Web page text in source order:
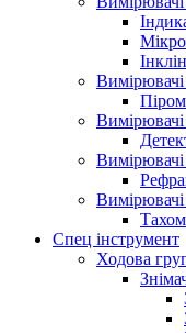
Вимірювачі
Вимірювачі
Спец інструмент
Ходова